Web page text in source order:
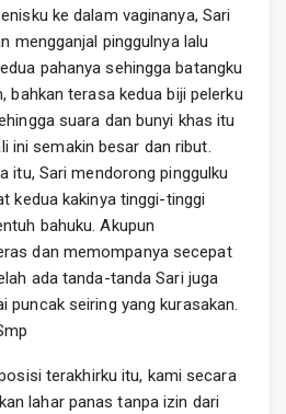
ke dalam vaginanya, Sari
mengganjal pinggulnya lalu
pahanya sehingga batangku
bahkan terasa kedua biji pelerku
suara dan bunyi khas itu
ini semakin besar dan ribut.
itu, Sari mendorong pinggulku
kedua kakinya tinggi-tinggi
bahuku. Akupun
dan memompanya secepat
ada tanda-tanda Sari juga
puncak seiring yang kurasakan.
terakhirku itu, kami secara
lahar panas tanpa izin dari